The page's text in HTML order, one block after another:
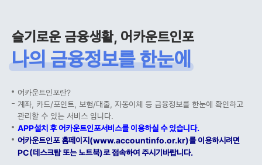
슬기로운 금융생활, 어카운트인포
나의 금융정보를 한눈에
어카운트인포란?
계좌, 카드/포인트, 보험/대출, 자동이체 등 금융정보를 한눈에 확인하고
관리할 수 있는 서비스 입니다.
APP설치 후 어카운트인포서비스를 이용하실 수 있습니다.
어카운트인포 홈페이지(www.accountinfo.or.kr)를 이용하시려면
PC(데스크탑 또는 노트북)로 접속하여 주시기바랍니다.